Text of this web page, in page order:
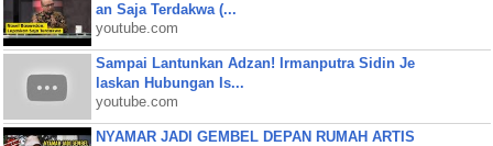
an Saja Terdakwa (...
youtube.com
Sampai Lantunkan Adzan! Irmanputra Sidin Je
laskan Hubungan Is...
youtube.com
NYAMAR JADI GEMBEL DEPAN RUMAH ARTIS